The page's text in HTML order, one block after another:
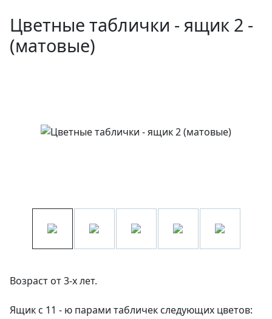
Цветные таблички - ящик 2 ­
(матовые)
Возраст от 3-х лет.
Ящик с 11 - ю парами табличек следующих цветов: